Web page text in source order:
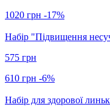
1020 грн -17%
Набір "Підвищення
575 грн
610 грн -6%
Набір для здорової